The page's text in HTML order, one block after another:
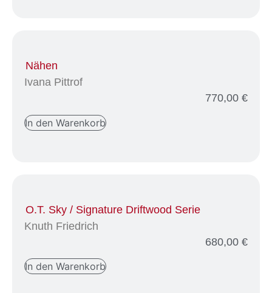
Nähen
Ivana Pittrof
770,00 €
In den Warenkorb
O.T. Sky / Signature Driftwood Serie
Knuth Friedrich
680,00 €
In den Warenkorb